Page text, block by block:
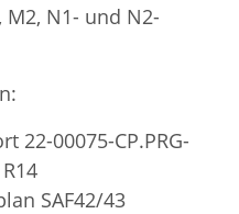
N1- und N2-
22-00075-CP.PRG-
SAF42/43